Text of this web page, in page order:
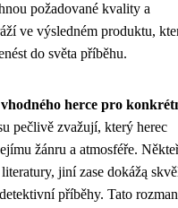
požadované kvality a
ve výsledném produktu,
do světa příběhu.
herce pro
pečlivě zvažují, který herec
žánru a atmosféře.
jiní zase dokážą
příběhy. Tato